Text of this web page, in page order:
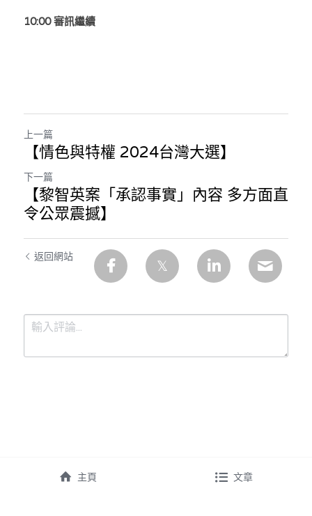
10:00 審訊繼續
上一篇
【情色與特權 2024台灣大選】
下一篇
【黎智英案「承認事實」內容 多方面直
令公眾震撼】
返回網站
主頁 文章